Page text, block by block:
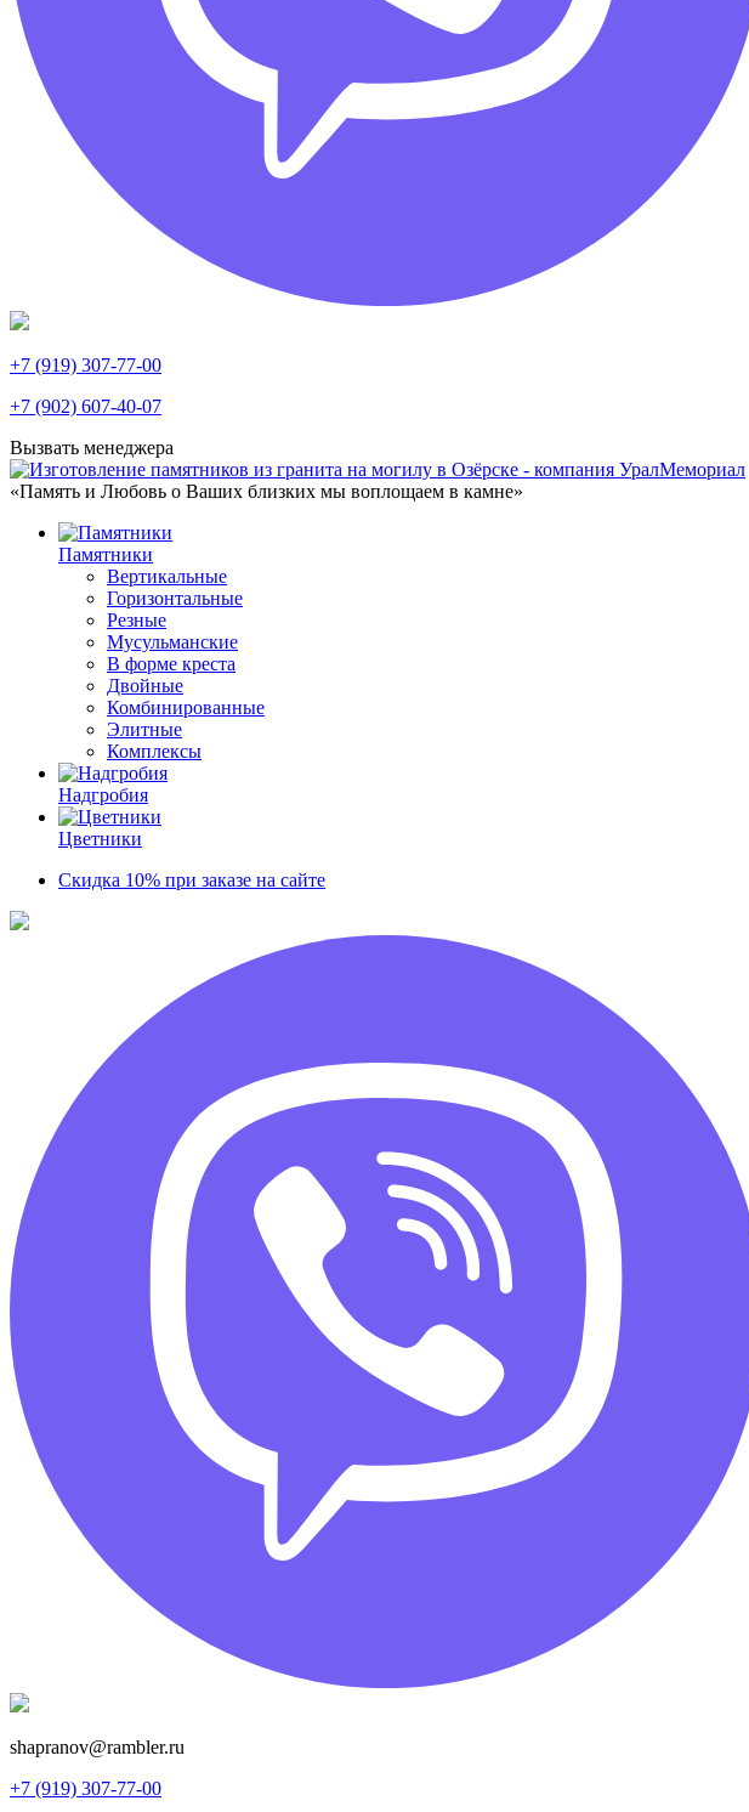
+7 (919) 307-77-00
+7 (902) 607-40-07
Вызвать менеджера
«Память и Любовь о Ваших близких мы воплощаем в камне»
Памятники
Вертикальные
Горизонтальные
Резные
Мусульманские
В форме креста
Двойные
Комбинированные
Элитные
Комплексы
Надгробия
Цветники
Скидка 10% при заказе на сайте
shapranov@rambler.ru
+7 (919) 307-77-00